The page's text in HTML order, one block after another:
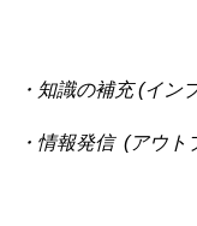
・知識の補充 (イン
・情報発信 (アウト